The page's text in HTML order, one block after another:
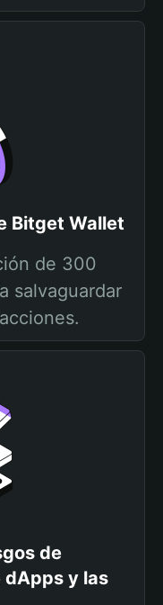
Bitget Wallet
de 300
salvaguardar
de
dApps y las